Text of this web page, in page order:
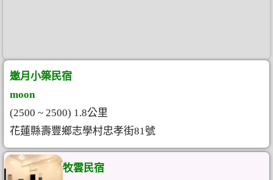
邀月小築民宿
moon
(2500 ~ 2500) 1.8公里
花蓮縣壽豐鄉志學村忠孝街81號
牧雲民宿